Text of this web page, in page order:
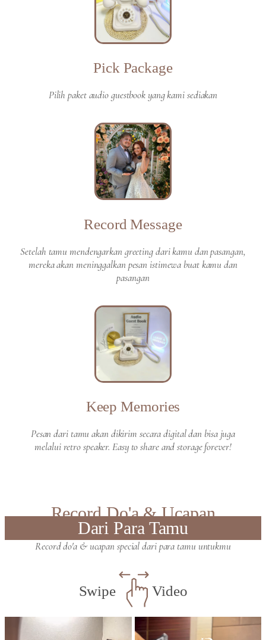
Pick Package
Pilih paket audio guestbook yang kami sediakan
Record Message
Setelah tamu mendengarkan greeting dari kamu dan pasangan,
mereka akan meninggalkan pesan istimewa buat kamu dan
pasangan
Keep Memories
Pesan dari tamu akan dikirim secara digital dan bisa juga
melalui retro speaker. Easy to share and storage forever!
Record Do'a & Ucapan
Dari Para Tamu
Record do'a & ucapan special dari para tamu untukmu
Swipe Video